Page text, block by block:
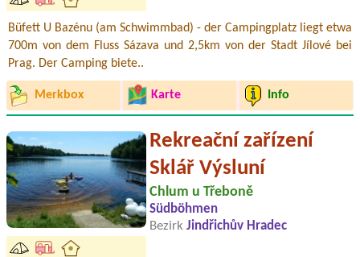
Büfett U Bazénu (am Schwimmbad) - der Campingplatz liegt etwa
700m von dem Fluss Sázava und 2,5km von der Stadt Jílové bei
Prag. Der Camping biete..
Merkbox Karte Info
Rekreační zařízení
Sklář Výsluní
Chlum u Třeboně
Südböhmen
Bezirk Jindřichův Hradec